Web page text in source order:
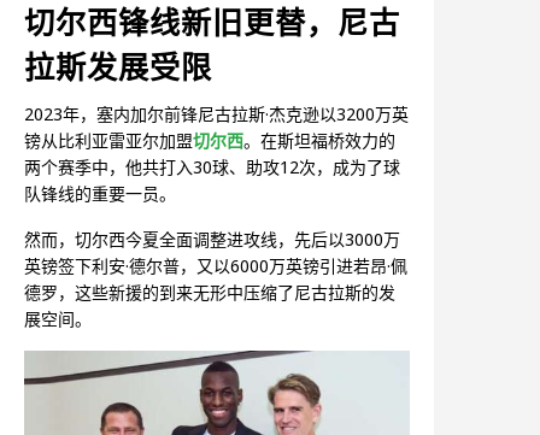
切尔西锋线新旧更替，尼古
拉斯发展受限
2023年，塞内加尔前锋尼古拉斯·杰克逊以3200万英
镑从比利亚雷亚尔加盟切尔西。在斯坦福桥效力的
两个赛季中，他共打入30球、助攻12次，成为了球
队锋线的重要一员。
然而，切尔西今夏全面调整进攻线，先后以3000万
英镑签下利安·德尔普，又以6000万英镑引进若昂·佩
德罗，这些新援的到来无形中压缩了尼古拉斯的发
展空间。